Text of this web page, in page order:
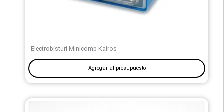
Electrobisturí Minicomp Kairos
Agregar al presupuesto